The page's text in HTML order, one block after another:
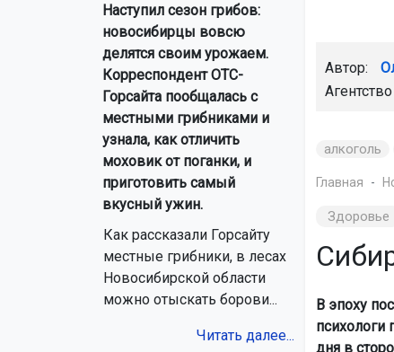
Наступил сезон грибов:
новосибирцы вовсю
делятся своим урожаем.
Корреспондент ОТС-
Горсайта пообщалась с
местными грибниками и
узнала, как отличить
моховик от поганки, и
приготовить самый
вкусный ужин.
Как рассказали Горсайту
местные грибники, в лесах
Новосибирской области
можно отыскать борови...
Читать далее...
Автор:
алкоголь
Главная
Здоровье
В эпоху
психологи
дня в